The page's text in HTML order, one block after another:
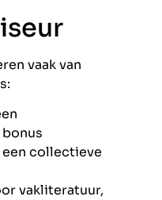
vaak van
een collectieve
vakliteratuur,